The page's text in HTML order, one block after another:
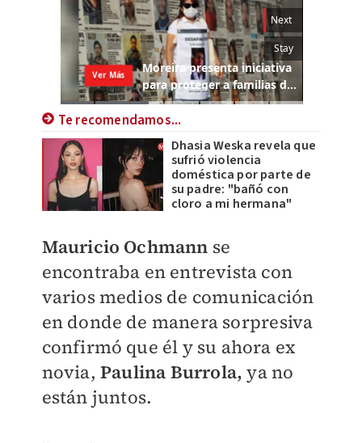
Te recomendamos...
Dhasia Weska revela que
sufrió violencia
doméstica por parte de
su padre: "bañó con
cloro a mi hermana"
Mauricio Ochmann ​ se
encontraba en entrevista con
varios medios de comunicación
en donde de manera sorpresiva
confirmó que él y su ahora ex
novia, Paulina Burrola, ya no
están juntos.